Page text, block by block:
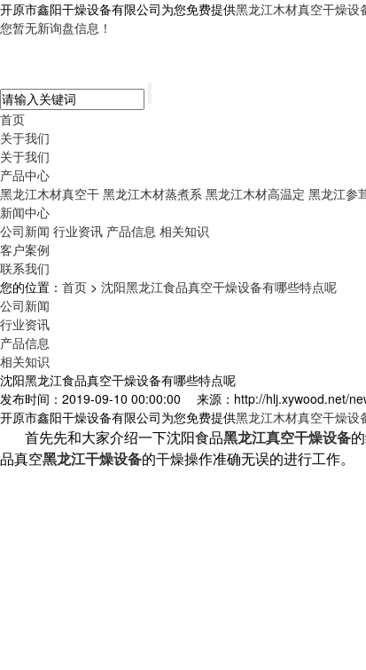
开原市鑫阳干燥设备有限公司为您免费提供黑龙江木材真空干燥设
您暂无新询盘信息！
首页
关于我们
关于我们
产品中心
黑龙江木材真空干 黑龙江木材蒸煮系 黑龙江木材高温定 黑龙江参
新闻中心
公司新闻 行业资讯 产品信息 相关知识
客户案例
联系我们
您的位置： 首页 > 沈阳黑龙江食品真空干燥设备有哪些特点呢
公司新闻
行业资讯
产品信息
相关知识
沈阳黑龙江食品真空干燥设备有哪些特点呢
发布时间：2019-09-10 00:00:00
来源：http://hlj.xywood.net/
开原市鑫阳干燥设备有限公司为您免费提供黑龙江木材真空干燥设
首先先和大家介绍一下沈阳食品黑龙江真空干燥设备
品真空黑龙江干燥设备的干燥操作准确无误的进行工作。